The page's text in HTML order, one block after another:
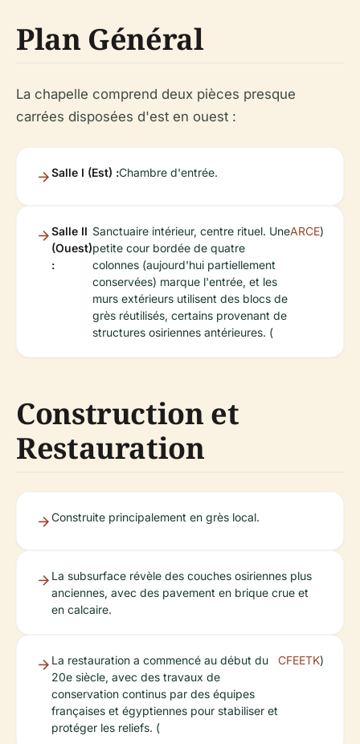
Plan Général
La chapelle comprend deux pièces presque
carrées disposées d'est en ouest :
Salle I (Est) :Chambre d'entrée.
Salle II
(Ouest)
:
Sanctuaire intérieur, centre rituel. Une
petite cour bordée de quatre
colonnes (aujourd'hui partiellement
conservées) marque l'entrée, et les
murs extérieurs utilisent des blocs de
grès réutilisés, certains provenant de
structures osiriennes antérieures. (
ARCE)
Construction et
Restauration
Construite principalement en grès local.
La subsurface révèle des couches osiriennes plus
anciennes, avec des pavement en brique crue et
en calcaire.
La restauration a commencé au début du
20e siècle, avec des travaux de
conservation continus par des équipes
françaises et égyptiennes pour stabiliser et
protéger les reliefs. (
CFEETK)